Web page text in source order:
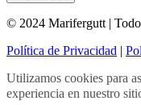
© 2024 Marifergutt |
Política de Privacidad |
Utilizamos cookies para
experiencia en nuestro